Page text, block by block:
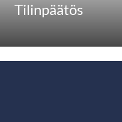
Tilinpäätös